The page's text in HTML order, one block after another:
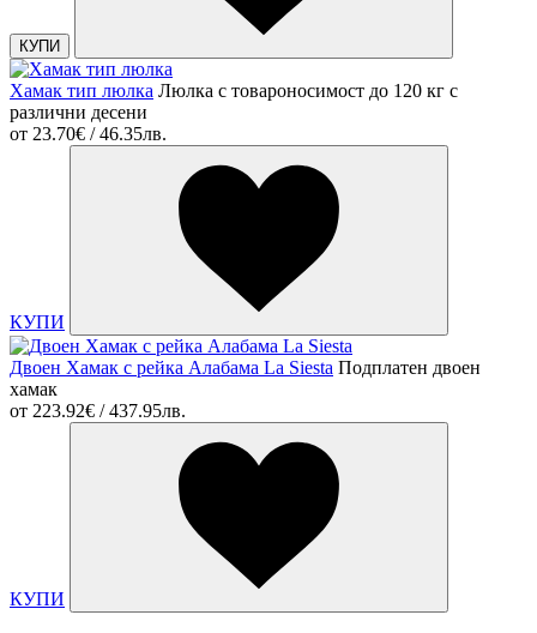
КУПИ
Хамак тип люлка Люлка с товароносимост до 120 кг с
различни десени
от 23.70€ / 46.35лв.
КУПИ
Двоен Хамак с рейка Алабама La Siesta Подплатен двоен
хамак
от 223.92€ / 437.95лв.
КУПИ